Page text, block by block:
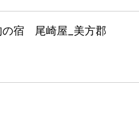
宿 尾崎屋_美方郡